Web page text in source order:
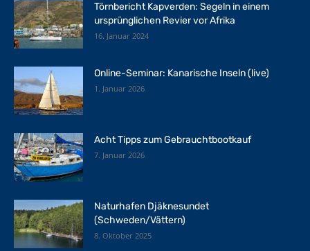
Törnbericht Kapverden: Segeln in einem
ursprünglichen Revier vor Afrika
16. Januar 2024
Online-Seminar: Kanarische Inseln (live)
1. Januar 2026
Acht Tipps zum Gebrauchtbootkauf
7. Januar 2026
Naturhafen Djäknesundet
(Schweden/Vättern)
8. Oktober 2025